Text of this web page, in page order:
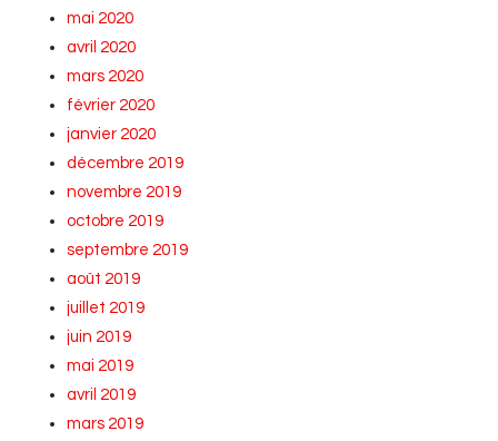
mai 2020
avril 2020
mars 2020
février 2020
janvier 2020
décembre 2019
novembre 2019
octobre 2019
septembre 2019
août 2019
juillet 2019
juin 2019
mai 2019
avril 2019
mars 2019